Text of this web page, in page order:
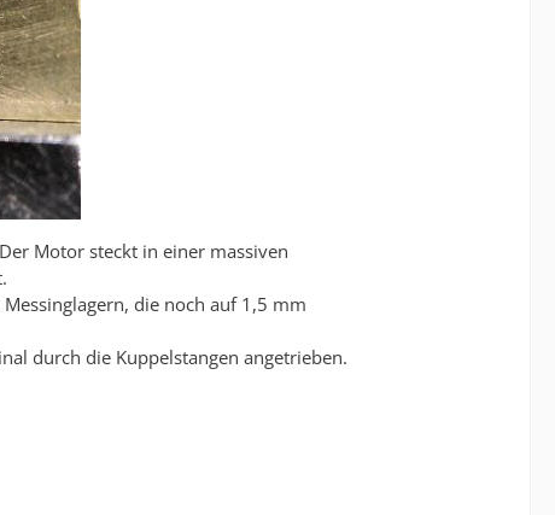
Motor steckt in einer massiven
die noch auf 1,5 mm
durch die Kuppelstangen angetrieben.